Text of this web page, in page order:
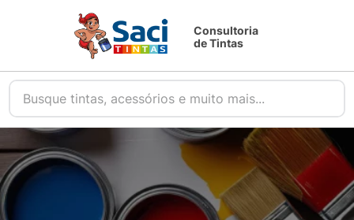
Consultoria
de Tintas
Busque tintas, acessórios e muito mais...